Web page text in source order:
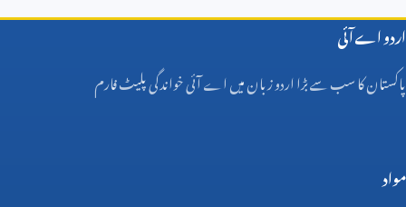
اردو اے آئی
پاکستان کا سب سے بڑا اردو زبان میں اے آئی خواندگی پلیٹ فارم
مواد